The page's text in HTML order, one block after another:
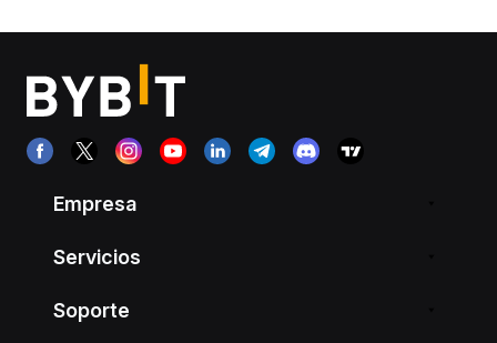
Empresa
Servicios
Soporte